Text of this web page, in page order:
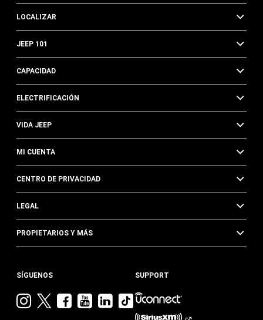
LOCALIZAR
JEEP 101
CAPACIDAD
ELECTRIFICACIÓN
VIDA JEEP
MI CUENTA
CENTRO DE PRIVACIDAD
LEGAL
PROPIETARIOS Y MÁS
SÍGUENOS
VisitaVisitaVisitaVisitaVisita
Jeep
Visita
Jeep
SUPPORT